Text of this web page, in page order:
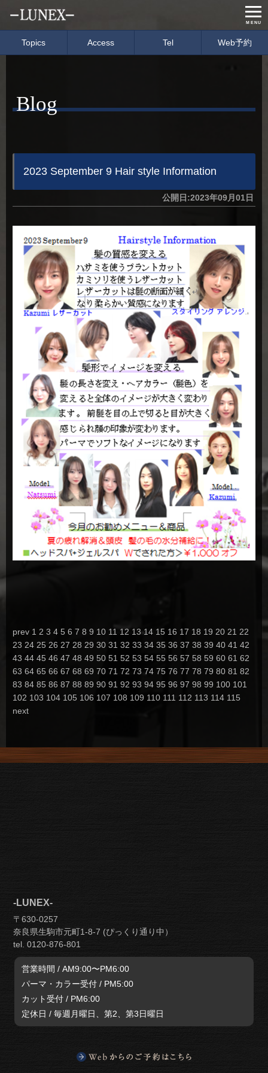
MENU
Concept
Staff blog
会社概要
Topics Access Tel Web予約
Blog
2023 September 9 Hair style Information
公開日:2023年09月01日
prev 1 2 3 4 5 6 7 8 9 10 11 12 13 14 15 16 17 18 19 20 21 22
23 24 25 26 27 28 29 30 31 32 33 34 35 36 37 38 39 40 41 42
43 44 45 46 47 48 49 50 51 52 53 54 55 56 57 58 59 60 61 62
63 64 65 66 67 68 69 70 71 72 73 74 75 76 77 78 79 80 81 82
83 84 85 86 87 88 89 90 91 92 93 94 95 96 97 98 99 100 101
102 103 104 105 106 107 108 109 110 111 112 113 114 115
next
-LUNEX-
〒630-0257
奈良県生駒市元町1-8-7 (ぴっくり通り中）
tel. 0120-876-801
営業時間 / AM9:00〜PM6:00
パーマ・カラー受付 / PM5:00
カット受付 / PM6:00
定休日 / 毎週月曜日、第2、第3日曜日